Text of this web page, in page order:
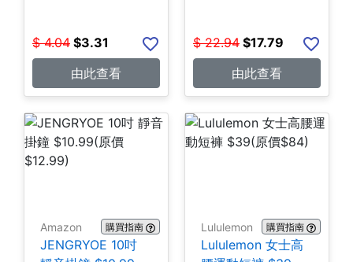
$ 4.04 $3.31
由此查看
$ 22.94 $17.79
由此查看
Amazon 購買指南
JENGRYOE 10吋
Lululemon 購買指南
Lululemon 女士高